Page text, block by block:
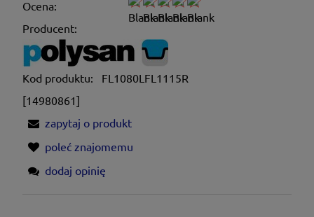
Ocena:
Producent:
Kod produktu:
FL1080LFL1115R
[14980861]
zapytaj o produkt
poleć znajomemu
dodaj opinię